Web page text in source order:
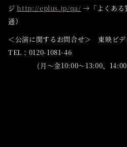
ジhttp://eplus.jp/qa/ →「よくある
通）
＜公演に関するお問合せ＞ 東映ビ
TEL：0120-1081-46
(月～金10:00～13:00、14:00～